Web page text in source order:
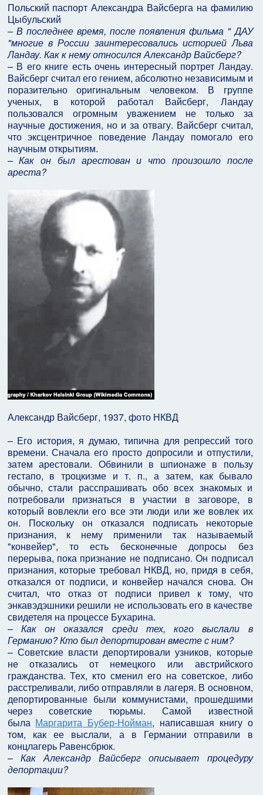
Польский паспорт Александра Вайсберга на фамилию
Цыбульский
– В последнее время, после появления фильма " ДАУ
"многие в России заинтересовались историей Льва
Ландау. Как к нему относился Александр Вайсберг?
– В его книге есть очень интересный портрет Ландау.
Вайсберг считал его гением, абсолютно независимым и
поразительно оригинальным человеком. В группе
ученых, в которой работал Вайсберг, Ландау
пользовался огромным уважением не только за
научные достижения, но и за отвагу. Вайсберг считал,
что эксцентричное поведение Ландау помогало его
научным открытиям.
– Как он был арестован и что произошло после
ареста?
Александр Вайсберг, 1937, фото НКВД
– Его история, я думаю, типична для репрессий того
времени. Сначала его просто допросили и отпустили,
затем арестовали. Обвинили в шпионаже в пользу
гестапо, в троцкизме и т. п., а затем, как бывало
обычно, стали расспрашивать обо всех знакомых и
потребовали признаться в участии в заговоре, в
который вовлекли его все эти люди или же вовлек их
он. Поскольку он отказался подписать некоторые
признания, к нему применили так называемый
"конвейер", то есть бесконечные допросы без
перерыва, пока признание не подписано. Он подписал
признания, которые требовал НКВД, но, придя в себя,
отказался от подписи, и конвейер начался снова. Он
считал, что отказ от подписи привел к тому, что
энкавэдэшники решили не использовать его в качестве
свидетеля на процессе Бухарина.
– Как он оказался среди тех, кого выслали в
Германию? Кто был депортирован вместе с ним?
– Советские власти депортировали узников, которые
не отказались от немецкого или австрийского
гражданства. Тех, кто сменил его на советское, либо
расстреливали, либо отправляли в лагеря. В основном,
депортированные были коммунистами, прошедшими
через советские тюрьмы. Самой известной
была Маргарита Бубер-Нойман, написавшая книгу о
том, как ее выслали, а в Германии отправили в
концлагерь Равенсбрюк.
– Как Александр Вайсберг описывает процедуру
депортации?